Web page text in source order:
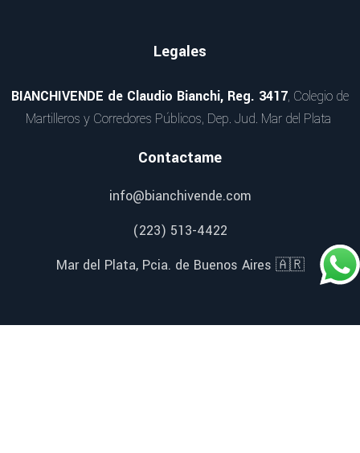
Legales
BIANCHIVENDE de Claudio Bianchi, Reg. 3417, Colegio de
Martilleros y Corredores Públicos, Dep. Jud. Mar del Plata
Contactame
info@bianchivende.com
(223) 513-4422
Mar del Plata, Pcia. de Buenos Aires 🇦🇷
Redes Sociales